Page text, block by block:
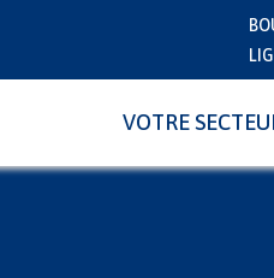
VOTRE